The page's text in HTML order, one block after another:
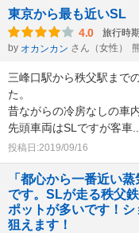
東京から最も近いSL
4.0 旅行時
by オカンカン さん（女性）
三峰口駅から秩父駅まで
た。
昔ながらの冷房なしの車
先頭車両はSLですが客車
投稿日:2019/09/16
「都心から一番近い
です。SLが走る秩父
ポットが多いです！
狙えます！